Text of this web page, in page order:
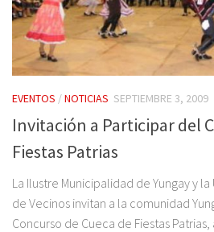
EVENTOS /NOTICIAS SEPTIEMBRE 3, 2009
Invitación a Participar del
Fiestas Patrias
La Ilustre Municipalidad de Yungay y
de Vecinos invitan a la comunidad
Concurso de Cueca de Fiestas